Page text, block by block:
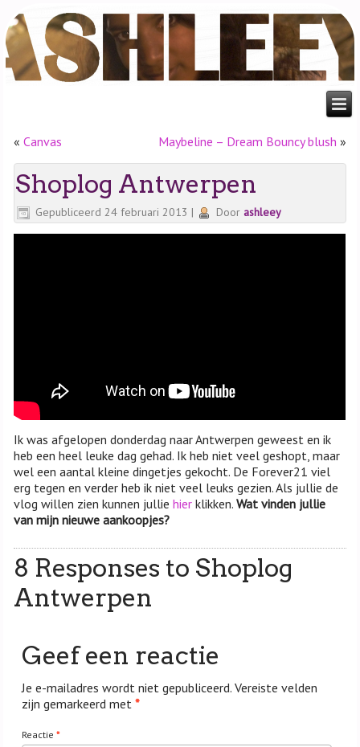
«Canvas Maybeline – Dream Bouncy blush »
Shoplog Antwerpen
Gepubliceerd 24 februari 2013 | Door ashleey
Ik was afgelopen donderdag naar Antwerpen geweest en ik
heb een heel leuke dag gehad. Ik heb niet veel geshopt, maar
wel een aantal kleine dingetjes gekocht. De Forever21 viel
erg tegen en verder heb ik niet veel leuks gezien. Als jullie de
vlog willen zien kunnen julliehier klikken.Wat vinden jullie
van mijn nieuwe aankoopjes?
8 Responses to Shoplog
Antwerpen
Geef een reactie
Je e-mailadres wordt niet gepubliceerd. Vereiste velden
zijn gemarkeerd met*
Reactie*